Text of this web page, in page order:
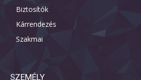
Biztosítók
Kárrendezés
Szakmai
SZEMÉLY